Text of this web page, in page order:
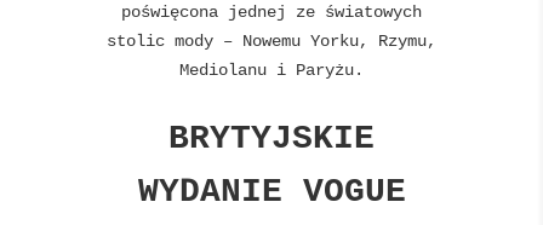
poświęcona jednej ze światowych
stolic mody – Nowemu Yorku, Rzymu,
Mediolanu i Paryżu.
BRYTYJSKIE
WYDANIE VOGUE